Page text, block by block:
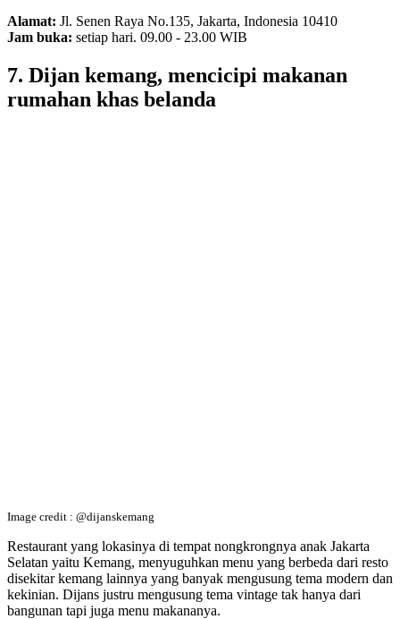
Alamat: Jl. Senen Raya No.135, Jakarta, Indonesia 10410
Jam buka: setiap hari. 09.00 - 23.00 WIB
7. Dijan kemang, mencicipi makanan
rumahan khas belanda
Image credit : @dijanskemang
Restaurant yang lokasinya di tempat nongkrongnya anak Jakarta
Selatan yaitu Kemang, menyuguhkan menu yang berbeda dari resto
disekitar kemang lainnya yang banyak mengusung tema modern dan
kekinian. Dijans justru mengusung tema vintage tak hanya dari
bangunan tapi juga menu makananya.